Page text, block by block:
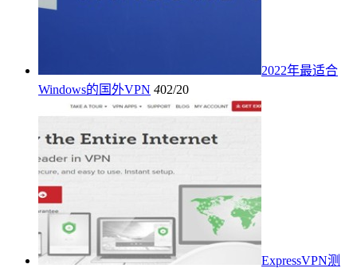
2022年最适合
Windows的国外VPN 402/20
ExpressVPN测